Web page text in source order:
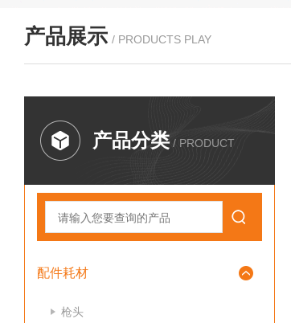
产品展示 / PRODUCTS PLAY
产品分类 / PRODUCT
配件耗材
枪头